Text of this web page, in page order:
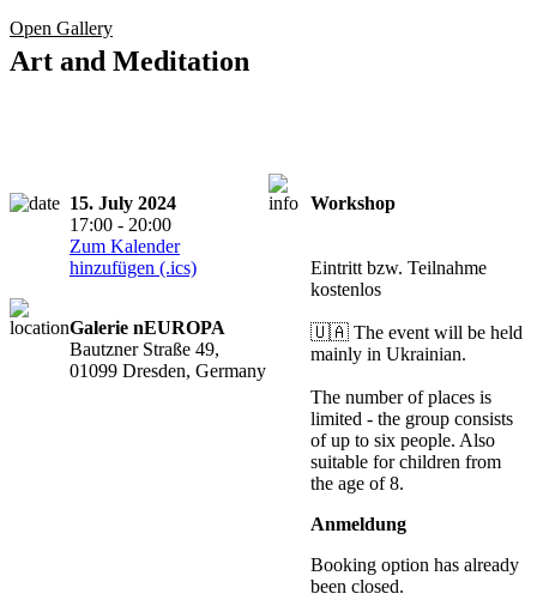
Open Gallery
Art and Meditation
15. July 2024
17:00 - 20:00
Zum Kalender
hinzufügen (.ics)
Galerie nEUROPA
Bautzner Straße 49,
01099 Dresden, Germany
Workshop
Eintritt bzw. Teilnahme
kostenlos
🇺🇦 The event will be held
mainly in Ukrainian.
The number of places is
limited - the group consists
of up to six people. Also
suitable for children from
the age of 8.
Anmeldung
Booking option has already
been closed.